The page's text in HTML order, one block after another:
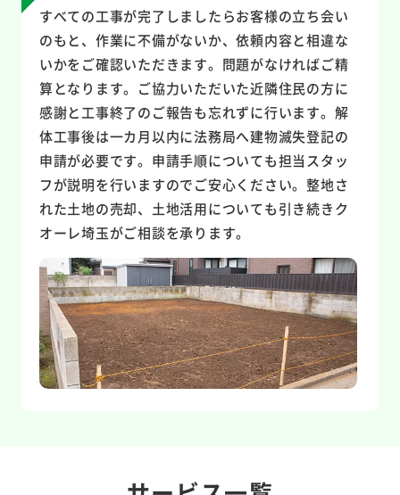
すべての工事が完了しましたらお客様の立ち会い
のもと、作業に不備がないか、依頼内容と相違な
いかをご確認いただきます。問題がなければご精
算となります。ご協力いただいた近隣住民の方に
感謝と工事終了のご報告も忘れずに行います。解
体工事後は一カ月以内に法務局へ建物滅失登記の
申請が必要です。申請手順についても担当スタッ
フが説明を行いますのでご安心ください。整地さ
れた土地の売却、土地活用についても引き続きク
オーレ埼玉がご相談を承ります。